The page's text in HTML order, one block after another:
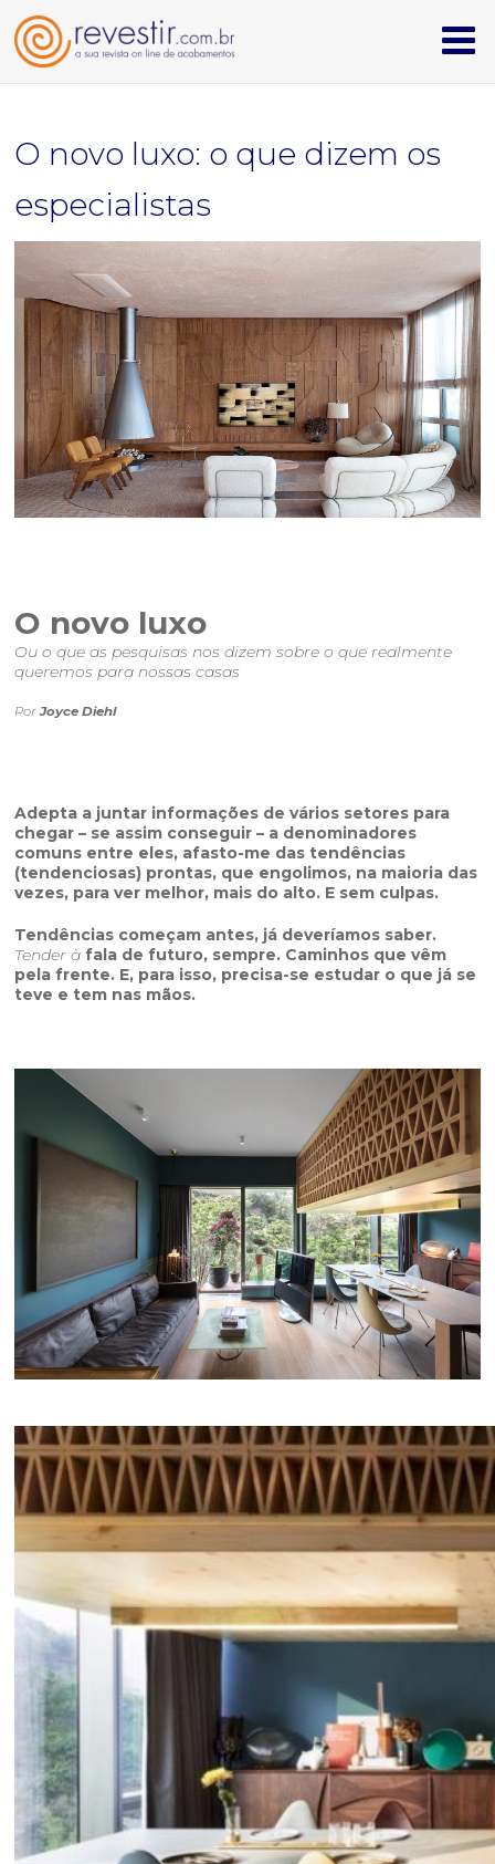
cerâmicas & revestimentos
iluminação
louças & metais
mobiliário & design
têxteis
institucional
quem somos
sala de imprensa
O novo luxo: o que dizem os
especialistas
O novo luxo
Ou o que as pesquisas nos dizem sobre o que realmente
queremos para nossas casas
PorJoyce Diehl
Adepta a juntar informações de vários setores para
chegar – se assim conseguir – a denominadores
comuns entre eles, afasto-me das tendências
(tendenciosas) prontas, que engolimos, na maioria das
vezes, para ver melhor, mais do alto. E sem culpas.
Tendências começam antes, já deveríamos saber.
Tender à fala de futuro, sempre. Caminhos que vêm
pela frente. E, para isso, precisa-se estudar o que já se
teve e tem nas mãos.